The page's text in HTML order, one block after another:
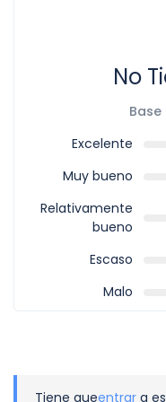
4. Un turista que había
de su visado Nepalí no
sumando en otro año.
Nepal al final de visa
usar la duración de
Nepalíes de US$ 2,00 por
6. En su caso de
facilidad de entrada
los días quiere extender.
7. En normas y
le pone una multa
No
Base
Excelente
Muy bueno
Relativamente
bueno
Escaso
Malo
Tiene queentrar a